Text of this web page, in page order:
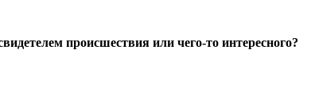
происшествия или чего-то интересного?